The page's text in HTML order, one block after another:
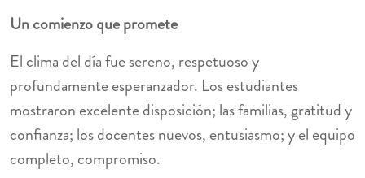
Un comienzo que promete
El clima del día fue sereno, respetuoso y
profundamente esperanzador. Los estudiantes
mostraron excelente disposición; las familias, gratitud y
confianza; los docentes nuevos, entusiasmo; y el equipo
completo, compromiso.